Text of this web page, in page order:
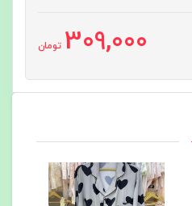
309,000 تومان